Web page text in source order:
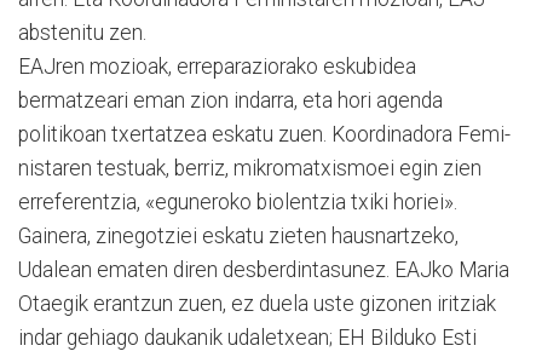
abstenitu zen.
EAJren mozioak, errepara­ziorako eskubidea
bermatzeari eman zion indarra, eta hori agenda
politikoan txertatzea eskatu zuen. Koordinadora Fe­mi­­
nistaren testuak, berriz, mi­kromatxismoei egin zien
erre­ferentzia, «eguneroko bio­len­tzia txiki horiei».
Gainera, zinego­tziei eskatu zieten hausnar­tzeko,
Udalean ematen diren desberdintasunez. EAJko Maria
Otaegik erantzun zuen, ez due­la uste gizonen iritziak
indar gehiago daukanik udaletxean; EH Bilduko Esti